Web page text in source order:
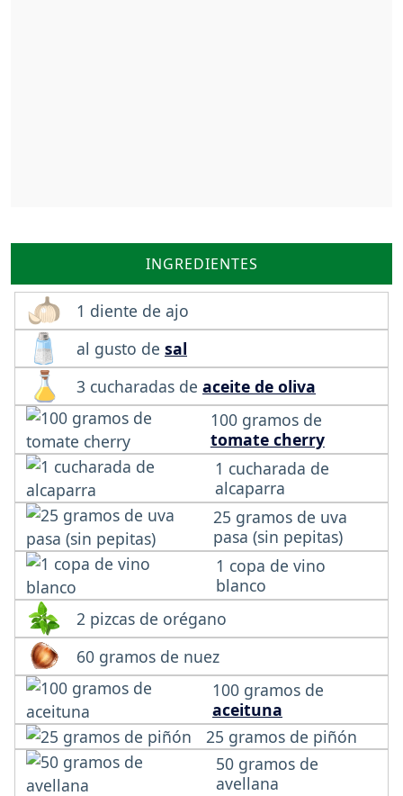
INGREDIENTES
1 diente de ajo
al gusto de sal
3 cucharadas de aceite de oliva
100 gramos de
tomate cherry
1 cucharada de
alcaparra
25 gramos de uva
pasa (sin pepitas)
1 copa de vino
blanco
2 pizcas de orégano
60 gramos de nuez
100 gramos de
aceituna
25 gramos de piñón
50 gramos de
avellana